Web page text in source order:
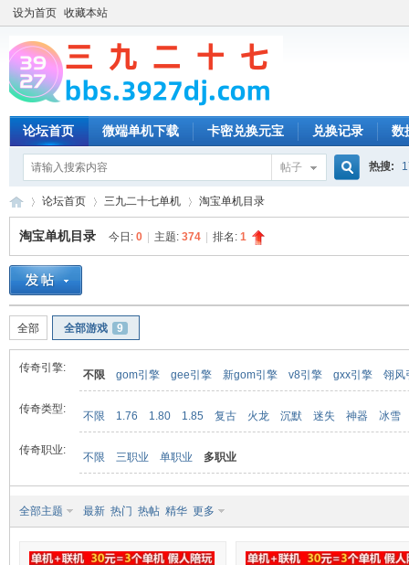
设为首页 收藏本站
论坛首页 微端单机下载 卡密兑换元宝 兑换记录 数
帖子 热搜:
»
论坛首页 三九二十七单机 淘宝单机目录
淘宝单机目录 今日: 0 主题: 374 排名: 1
全部 全部游戏 9
传奇引擎:
不限 gom引擎 gee引擎 新gom引擎 v8引擎 gxx引擎 翎风
传奇类型:
不限 1.76 1.80 1.85 复古 火龙 沉默 迷失 神器 冰雪
传奇职业:
不限 三职业 单职业 多职业
全部主题 最新 热门 热帖 精华 更多